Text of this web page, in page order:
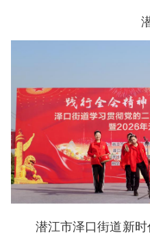
潜江市泽口街道新